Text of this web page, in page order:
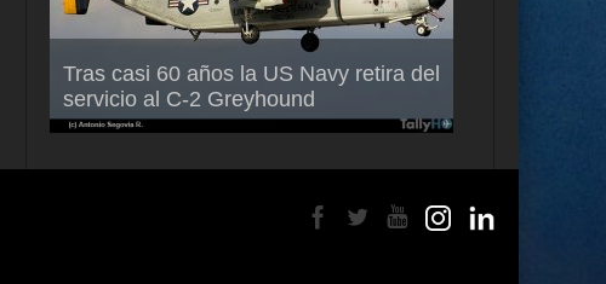
Tras casi 60 años la US Navy retira del
servicio al C-2 Greyhound
Air France-KLM anuncia a Guilhem
Mallet como nuevo Director General
para América Latina